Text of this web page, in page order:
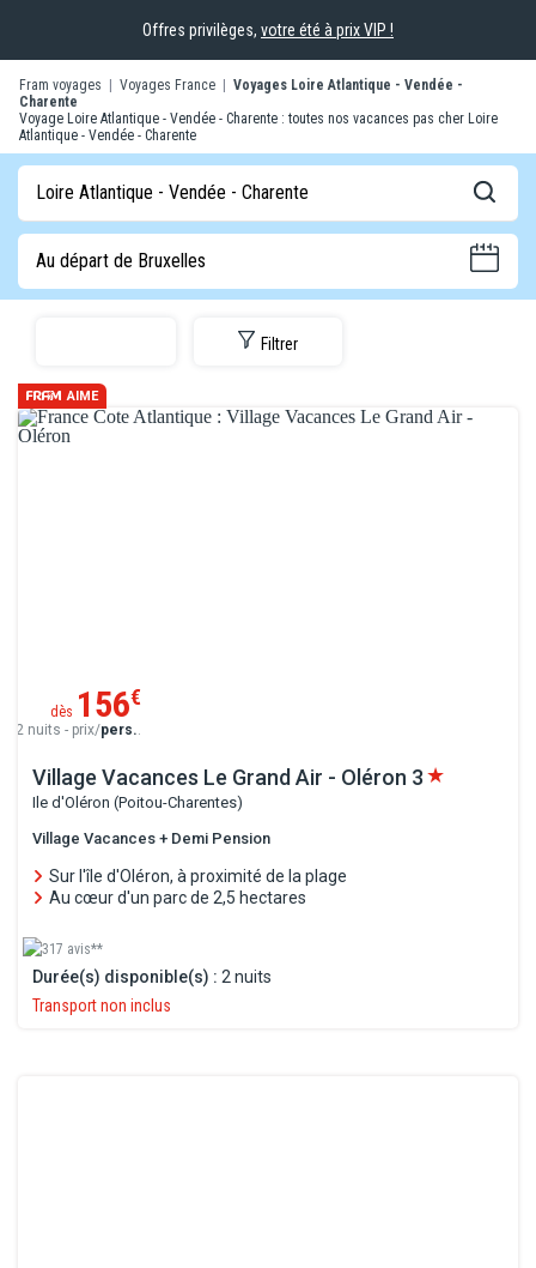
Offres privilèges, votre été à prix VIP !
Fram voyages Voyages France
Voyages Loire Atlantique - Vendée -
Charente
Voyage Loire Atlantique - Vendée - Charente : toutes nos vacances pas cher Loire
Atlantique - Vendée - Charente
Loire Atlantique - Vendée - Charente
Au départ de Bruxelles
Filtrer
Village Vacances Le Grand Air - Oléron 3
Ile d'Oléron (Poitou-Charentes)
Village Vacances + Demi Pension
Sur l'île d'Oléron, à proximité de la plage
Au cœur d'un parc de 2,5 hectares
317 avis**
Durée(s) disponible(s) : 2 nuits
Transport non inclus
dès 156€
2 nuits - prix/pers..
AIME